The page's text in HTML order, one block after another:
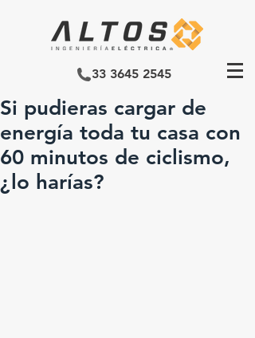
33 3645 2545
Si pudieras cargar de
energía toda tu casa con
60 minutos de ciclismo,
¿lo harías?